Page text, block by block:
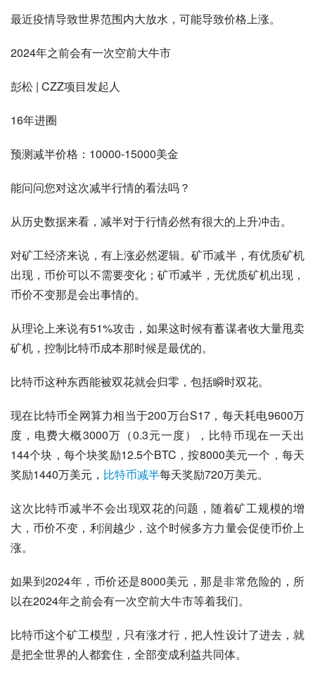
最近疫情导致世界范围内大放水，可能导致价格上涨。
2024年之前会有一次空前大牛市
彭松 | CZZ项目发起人
16年进圈
预测减半价格：10000-15000美金
能问问您对这次减半行情的看法吗？
从历史数据来看，减半对于行情必然有很大的上升冲击。
对矿工经济来说，有上涨必然逻辑。矿币减半，有优质矿机
出现，币价可以不需要变化；矿币减半，无优质矿机出现，
币价不变那是会出事情的。
从理论上来说有51%攻击，如果这时候有蓄谋者收大量甩卖
矿机，控制比特币成本那时候是最优的。
比特币这种东西能被双花就会归零，包括瞬时双花。
现在比特币全网算力相当于200万台S17，每天耗电9600万
度，电费大概3000万（0.3元一度），比特币现在一天出
144个块，每个块奖励12.5个BTC，按8000美元一个，每天
奖励1440万美元， 比特币减半每天奖励720万美元。
这次比特币减半不会出现双花的问题，随着矿工规模的增
大，币价不变，利润越少，这个时候多方力量会促使币价上
涨。
如果到2024年，币价还是8000美元，那是非常危险的，所
以在2024年之前会有一次空前大牛市等着我们。
比特币这个矿工模型，只有涨才行，把人性设计了进去，就
是把全世界的人都套住，全部变成利益共同体。